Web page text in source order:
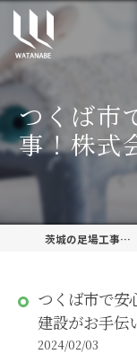
つくば市
事！株式
茨城の足場工事なら株式会社渡邊建設
つくば市で安
建設がお手伝
2024/02/03